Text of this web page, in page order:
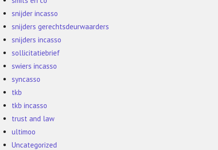
snijder incasso
snijders gerechtsdeurwaarders
snijders incasso
sollicitatiebrief
swiers incasso
syncasso
tkb
tkb incasso
trust and law
ultimoo
Uncategorized